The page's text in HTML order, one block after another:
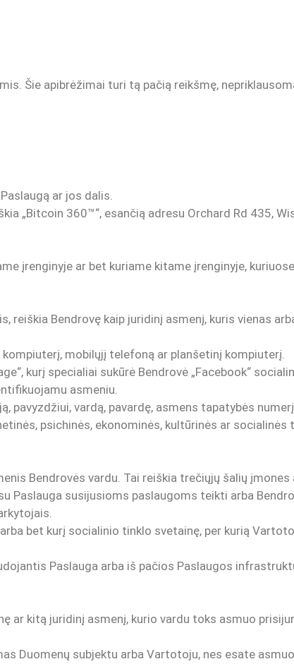
Šie apibrėžimai turi tą pačią reikšmę,
ar jos dalis.
„Bitcoin 360™“, esančią adresu Orchard Rd 435,
įrenginyje ar bet kuriame kitame įrenginyje,
reiškia Bendrovę kaip juridinį asmenį, kuris vienas
mobilųjį telefoną ar planšetinį kompiuterį.
kurį specialiai sukūrė Bendrovė „Facebook“
asmeniu.
pavyzdžiui, vardą, pavardę, asmens tapatybės
psichinės, ekonominės, kultūrinės ar socialinės
Bendrovės vardu. Tai reiškia trečiųjų šalių įmones
Paslauga susijusioms paslaugoms teikti arba
bet kurį socialinio tinklo svetainę, per kurią
Paslauga arba iš pačios Paslaugos
ar kitą juridinį asmenį, kurio vardu toks asmuo
Duomenų subjektu arba Vartotoju, nes esate